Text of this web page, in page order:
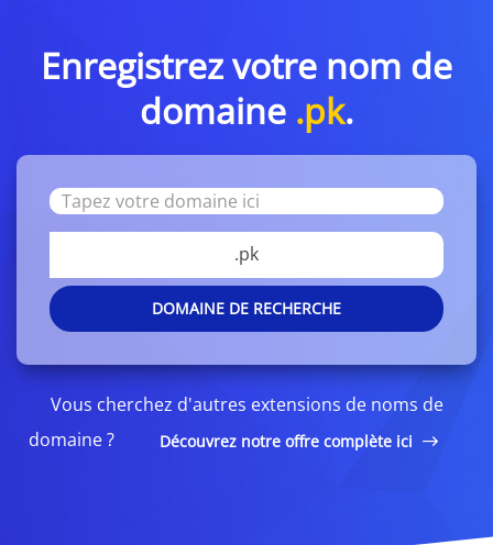
Enregistrez votre nom de
domaine .pk.
.pk
DOMAINE DE RECHERCHE
Vous cherchez d'autres extensions de noms de
domaine ?
Découvrez notre offre complète ici